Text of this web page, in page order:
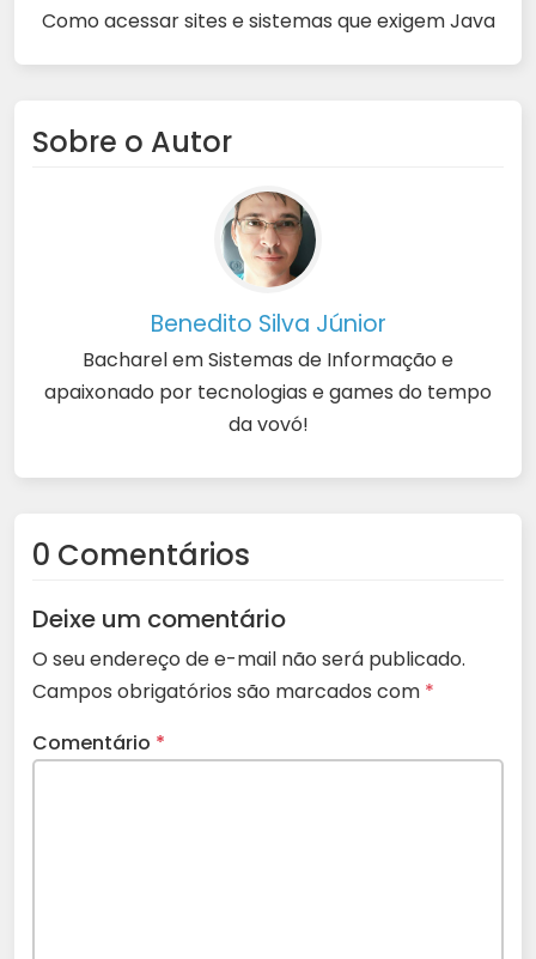
Como acessar sites e sistemas que exigem Java
Sobre o Autor
Benedito Silva Júnior
Bacharel em Sistemas de Informação e
apaixonado por tecnologias e games do tempo
da vovó!
0 Comentários
Deixe um comentário
O seu endereço de e-mail não será publicado.
Campos obrigatórios são marcados com *
Comentário *